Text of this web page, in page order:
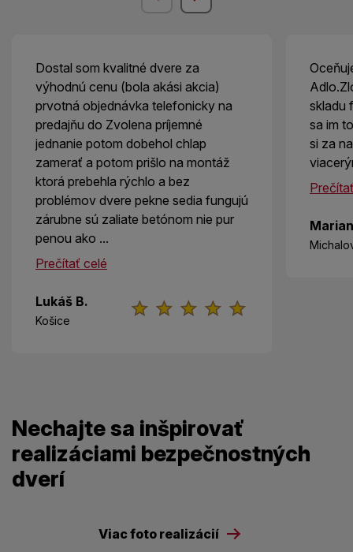
Dostal som kvalitné dvere za
výhodnú cenu (bola akási akcia)
prvotná objednávka telefonicky na
predajňu do Zvolena príjemné
jednanie potom dobehol chlap
zamerať a potom prišlo na montáž
ktorá prebehla rýchlo a bez
problémov dvere pekne sedia fungujú
zárubne sú zaliate betónom nie pur
penou ako ...
Prečítať celé
Lukáš B.
Košice
skladu
sa im
si za
Nechajte sa inšpirovať
realizáciami bezpečnostných
dverí
Viac foto realizácií